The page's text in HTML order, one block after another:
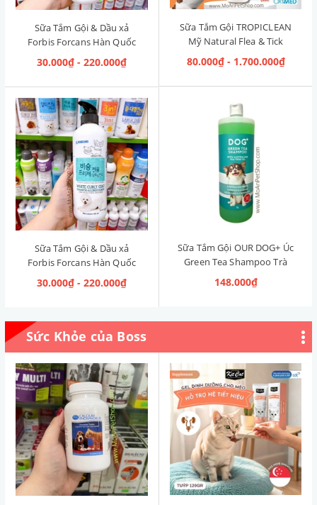
Sữa Tắm Gội & Dầu xả
Forbis Forcans Hàn Quốc
Curly Hair [Lông xoăn]
30.000₫ - 220.000₫
Sữa Tắm Gội TROPICLEAN
Mỹ Natural Flea & Tick
Maximum Strength [Phòng
& Diệt Ve Rận]
80.000₫ - 1.700.000₫
Sữa Tắm Gội & Dầu xả
Forbis Forcans Hàn Quốc
White Curly Coat [Lông
Trắng Xoăn]
30.000₫ - 220.000₫
Sữa Tắm Gội OUR DOG+ Úc
Green Tea Shampoo Trà
Xanh 1L
148.000₫
Sức Khỏe của Boss